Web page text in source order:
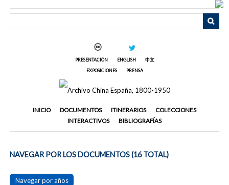
PRESENTACIÓN ENGLISH
中文
EXPOSICIONES
PRENSA
INICIO DOCUMENTOS ITINERARIOS
COLECCIONES
INTERACTIVOS
BIBLIOGRAFÍAS
NAVEGAR POR LOS DOCUMENTOS (16 TOTAL)
Navegar por años